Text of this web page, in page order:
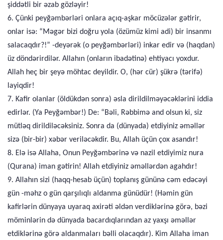
şiddətli bir əzab gözləyir!
6. Çünki peyğəmbərləri onlara açıq-aşkar möcüzələr gətirir,
onlar isə: “Məgər bizi doğru yola (özümüz kimi adi) bir insanmı
salacaqdır?!” -deyərək (o peyğəmbərləri) inkar edir və (haqdan)
üz döndərirdilər. Allahın (onların ibadətinə) ehtiyacı yoxdur.
Allah heç bir şeyə möhtac deyildir. O, (hər cür) şükrə (tərifə)
layiqdir!
7. Kafir olanlar (öldükdən sonra) əsla dirildilməyəcəklərini iddia
edirlər. (Ya Peyğəmbər!) De: “Bəli, Rəbbimə and olsun ki, siz
mütləq dirildiləcəksiniz. Sonra da (dünyada) etdiyiniz əməllər
sizə (bir-bir) xəbər veriləcəkdir. Bu, Allah üçün çox asandır!
8. Elə isə Allaha, Onun Peyğəmbərinə və nazil etdiyimiz nura
(Qurana) iman gətirin! Allah etdiyiniz əməllərdən agahdır!
9. Allahın sizi (haqq-hesab üçün) toplanış gününə cəm edəcəyi
gün -məhz o gün qarşılıqlı aldanma günüdür! (Həmin gün
kafirlərin dünyaya uyaraq axirəti əldən verdiklərinə görə, bəzi
möminlərin də dünyada bacardıqlarından az yaxşı əməllər
etdiklərinə görə aldanmaları bəlli olacaqdır). Kim Allaha iman